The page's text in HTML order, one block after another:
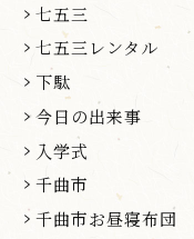
七五三
七五三レンタル
下駄
今日の出来事
入学式
千曲市
千曲市お昼寝布団